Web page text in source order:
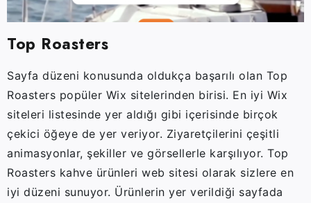
Top Roasters
Sayfa düzeni konusunda oldukça başarılı olan Top
Roasters popüler Wix sitelerinden birisi. En iyi Wix
siteleri listesinde yer aldığı gibi içerisinde birçok
çekici öğeye de yer veriyor. Ziyaretçilerini çeşitli
animasyonlar, şekiller ve görsellerle karşılıyor. Top
Roasters kahve ürünleri web sitesi olarak sizlere en
iyi düzeni sunuyor. Ürünlerin yer verildiği sayfada